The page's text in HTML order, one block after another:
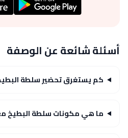
أسئلة شائعة عن الوصفة
كم يستغرق تحضير سلطة
ما هي مكونات سلطة البطيخ